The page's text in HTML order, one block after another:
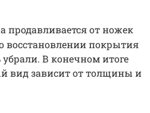
продавливается от ножек
восстановлении покрытия
убрали. В конечном итоге
вид зависит от толщины и